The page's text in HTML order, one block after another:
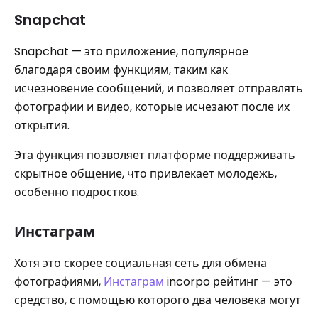
Snapchat
Snapchat — это приложение, популярное
благодаря своим функциям, таким как
исчезновение сообщений, и позволяет отправлять
фотографии и видео, которые исчезают после их
открытия.
Эта функция позволяет платформе поддерживать
скрытное общение, что привлекает молодежь,
особенно подростков.
Инстаграм
Хотя это скорее социальная сеть для обмена
фотографиями, Инстаграм incorpo рейтинг — это
средство, с помощью которого два человека могут